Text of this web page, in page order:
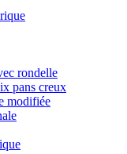
rondelle
pans creux
modifiée